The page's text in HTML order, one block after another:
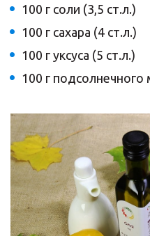
100 г соли (3,5 ст.л.)
100 г сахара (4 ст.л.)
100 г уксуса (5 ст.л.)
100 г подсолнечного